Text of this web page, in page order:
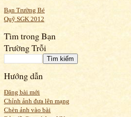
Bạn Trường Bé
Quỹ SGK 2012
Tìm trong Bạn
Trường Trỗi
Hướng dẫn
Đăng bài mới
Chỉnh ảnh đưa lên mạng
Chèn ảnh vào bài